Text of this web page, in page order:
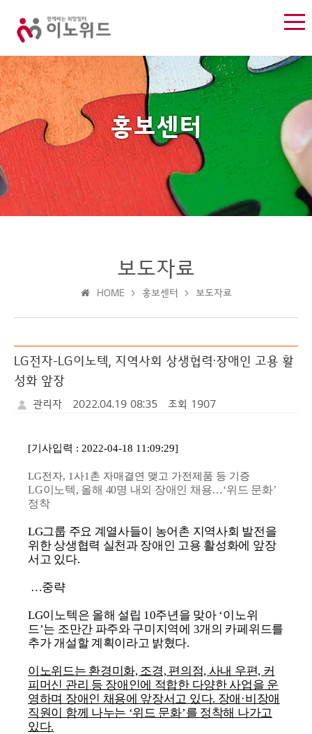
홍보센터
보도자료
HOME > 홍보센터 > 보도자료
LG전자-LG이노텍, 지역사회 상생협력·장애인 고용 활
성화 앞장
관리자 2022.04.19 08:35 조회 1907
[기사입력 : 2022-04-18 11:09:29]
LG전자, 1사1촌 자매결연 맺고 가전제품 등 기증
LG이노텍, 올해 40명 내외 장애인 채용…‘위드 문화’
정착
LG그룹 주요 계열사들이 농어촌 지역사회 발전을
위한 상생협력 실천과 장애인 고용 활성화에 앞장
서고 있다.
…중략
LG이노텍은 올해 설립 10주년을 맞아 ‘이노위
드’는 조만간 파주와 구미지역에 3개의 카페위드를
추가 개설할 계획이라고 밝혔다.
이노위드는 환경미화, 조경, 편의점, 사내 우편, 커
피머신 관리 등 장애인에 적합한 다양한 사업을 운
영하며 장애인 채용에 앞장서고 있다. 장애·비장애
직원이 함께 나누는 ‘위드 문화’를 정착해 나가고
있다.